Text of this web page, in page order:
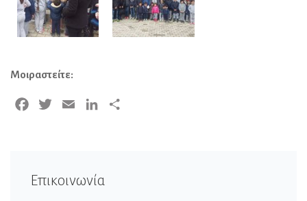
Μοιραστείτε:
Facebook
Twitter Email LinkedIn
Επικοινωνία